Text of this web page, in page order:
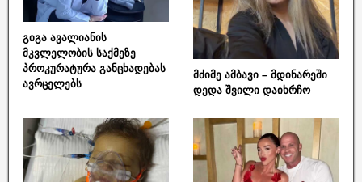
გიგა ავალიანის
მკვლელობის საქმეზე
პროკურატურა განცხადებას
ავრცელებს
მძიმე ამბავი – მდინარეში
დედა შვილი დაიხრჩო